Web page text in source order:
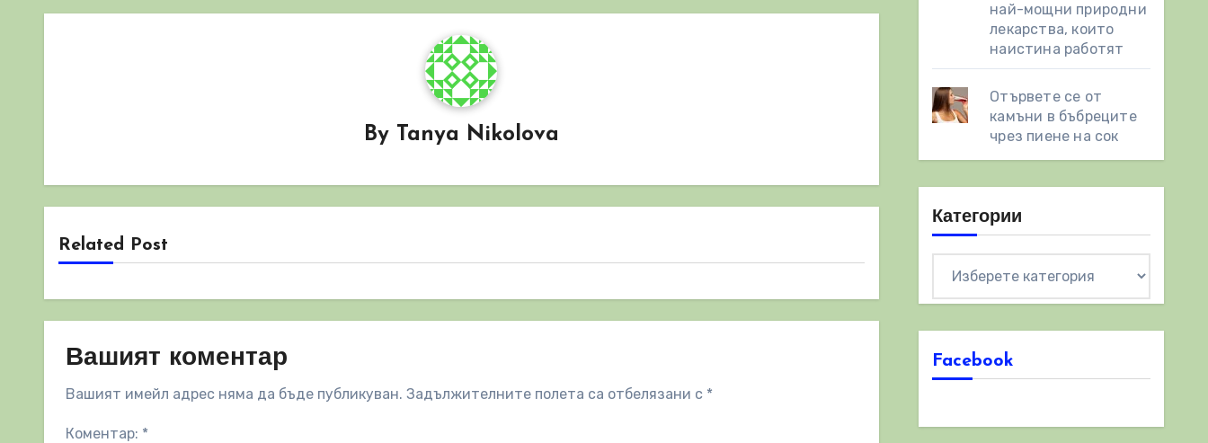
By Tanya Nikolova
Related Post
Вашият коментар
Вашият имейл адрес няма да бъде публикуван. Задължителните полета са отбелязани с *
Коментар: *
най-мощни природни
лекарства, които
наистина работят
Отървете се от
камъни в бъбреците
чрез пиене на сок
Категории
Facebook